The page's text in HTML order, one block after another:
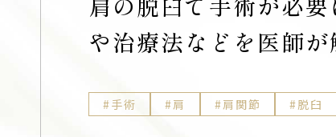
や治療法などを医師が
手術 肩 肩関節 脱臼